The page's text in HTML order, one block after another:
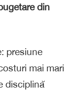
din
presiune
mai mari
disciplină